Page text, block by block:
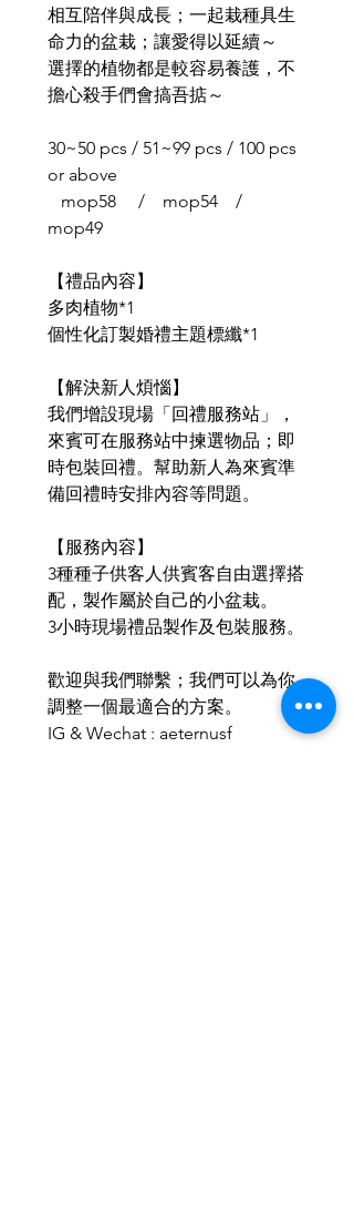
相互陪伴與成長；一起栽種具生
命力的盆栽；讓愛得以延續～
選擇的植物都是較容易養護，不
擔心殺手們會搞吾掂～
30~50 pcs / 51~99 pcs / 100 pcs
or above
mop58 / mop54 /
mop49
【禮品內容】
多肉植物*1
個性化訂製婚禮主題標纖*1
【解決新人煩惱】
我們增設現場「回禮服務站」，
來賓可在服務站中揀選物品；即
時包裝回禮。幫助新人為來賓準
備回禮時安排內容等問題。
【服務內容】
3種種子供客人供賓客自由選擇搭
配，製作屬於自己的小盆栽。
3小時現場禮品製作及包裝服務。
歡迎與我們聯繫；我們可以為你
調整一個最適合的方案。
IG & Wechat : aeternusf